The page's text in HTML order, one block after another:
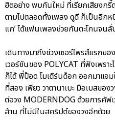
ฮิตอย่าง พบกันใหม่ ที่เรียกเสียงกรี๊
ตามไปตลอดทั้งเพลง ดูดี ก็เป็นอีกห
แก’ ได้แฟนเพลงช่วยกันตะโกนจน
เดินทางมาถึงช่วงเซอร์ไพรส์แรกข
เวอร์ชันของ POLYCAT ที่ฟังเพร
ก็ได้ พี่ป๊อด โมเดิร์นด็อก ออกมาแจ
ที่สอง เพียว วาตานาเบะ มือเบสขอ
ต่อวง MODERNDOG ด้วยการคั
ล้าน ที่ไม่มีในสคริปต์ของวงอีกด้วย